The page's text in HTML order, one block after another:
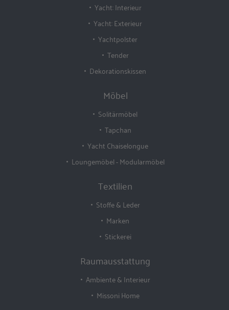
Yacht: Interieur
Yacht: Exterieur
Yachtpolster
Tender
Dekorationskissen
Möbel
Solitärmöbel
Tapchan
Yacht Chaiselongue
Loungemöbel - Modularmöbel
Textilien
Stoffe & Leder
Marken
Stickerei
Raumausstattung
Ambiente & Interieur
Missoni Home